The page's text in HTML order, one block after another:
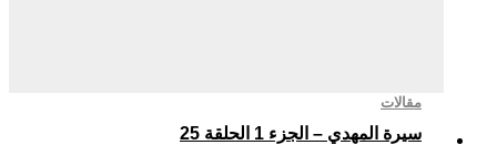
سيرة المهدي – الجزء 1 الحلقة 25